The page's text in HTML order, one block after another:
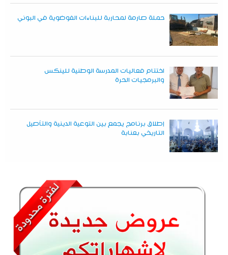
حملة صارمة لمحاربة للبناءات الفوضوية في البوني
اختتام فعاليات المدرسة الوطنية للينكس
والبرمجيات الحرة
إطلاق برنامج يجمع بين التوعية الدينية والتأصيل
التاريخي بعنابة